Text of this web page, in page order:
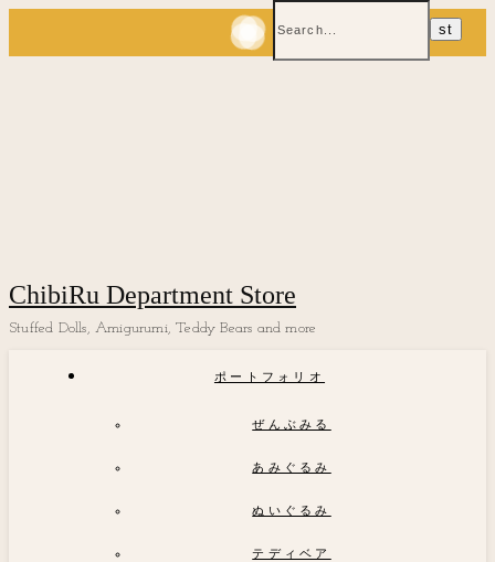
ChibiRu Department Store
Stuffed Dolls, Amigurumi, Teddy Bears and more
ポートフォリオ
ぜんぶみる
あみぐるみ
ぬいぐるみ
テディベア